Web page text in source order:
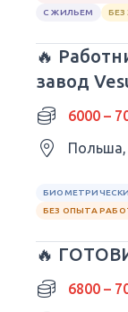
С ЖИЛЬЕМ
🔥
завод
6000 –
Польша,
БЕЗ ОПЫТА
🔥
6800 –